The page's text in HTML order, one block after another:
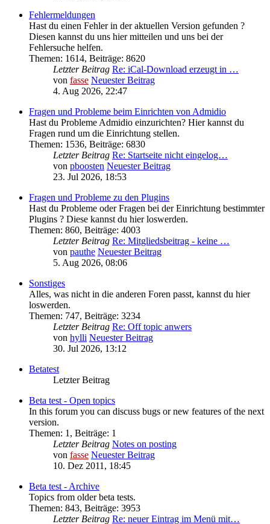
Fehlermeldungen
Hast du einen Fehler in der aktuellen Version gefunden ?
Diesen kannst du uns hier mitteilen und uns bei der
Fehlersuche helfen.
Themen: 1614, Beiträge: 8620
Letzter Beitrag Re: iCal-Download erzeugt in …
von fasse Neuester Beitrag
4. Aug 2026, 22:47
Fragen und Probleme beim Einrichten von Admidio
Hast du Probleme Admidio einzurichten? Hier kannst du
Fragen rund um die Einrichtung stellen.
Themen: 1536, Beiträge: 6830
Letzter Beitrag Re: Startseite nicht eingelog…
von pboosten Neuester Beitrag
23. Jul 2026, 18:53
Fragen und Probleme zu den Plugins
Hast du Probleme oder Fragen bei der Einrichtung bestimmter
Plugins ? Diese kannst du hier loswerden.
Themen: 860, Beiträge: 4003
Letzter Beitrag Re: Mitgliedsbeitrag - keine …
von pauthe Neuester Beitrag
5. Aug 2026, 08:06
Sonstiges
Alles, was nicht in die anderen Foren passt, kannst du hier
loswerden.
Themen: 747, Beiträge: 3234
Letzter Beitrag Re: Off topic anwers
von hylli Neuester Beitrag
30. Jul 2026, 13:12
Betatest
Letzter Beitrag
Beta test - Open topics
In this forum you can discuss bugs or new features of the next
version.
Themen: 1 , Beiträge: 1
Letzter Beitrag Notes on posting
von fasse Neuester Beitrag
10. Dez 2011, 18:45
Beta test - Archive
Topics from older beta tests.
Themen: 843, Beiträge: 3953
Letzter Beitrag Re: neuer Eintrag im Menü mit…